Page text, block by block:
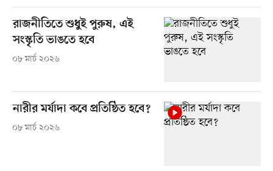
রাজনীতিতে শুধুই পুরুষ, এই
সংস্কৃতি ভাঙতে হবে
০৮ মার্চ ২০২৬
নারীর মর্যাদা কবে প্রতিষ্ঠিত হবে?
০৮ মার্চ ২০২৬